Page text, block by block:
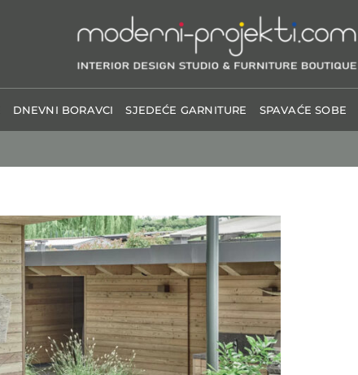
DNEVNI BORAVCI SJEDEĆE GARNITURE SPAVAĆE SOBE